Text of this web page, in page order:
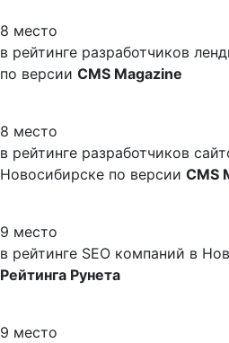
8 место
в рейтинге разработчиков
по версии CMS Magazine
8 место
в рейтинге разработчиков
Новосибирске по версии CMS
9 место
в рейтинге SEO компаний в
Рейтинга Рунета
9 место